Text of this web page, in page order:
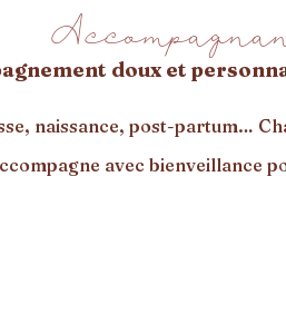
doux et
naissance, post-partum…
avec bienveillance